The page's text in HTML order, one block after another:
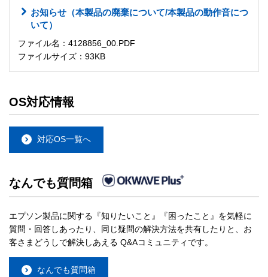
お知らせ（本製品の廃棄について/本製品の動作音につ
いて）
ファイル名：4128856_00.PDF
ファイルサイズ：93KB
OS対応情報
対応OS一覧へ
なんでも質問箱
エプソン製品に関する『知りたいこと』『困ったこと』を気軽に
質問・回答しあったり、同じ疑問の解決方法を共有したりと、お
客さまどうしで解決しあえる Q&Aコミュニティです。
なんでも質問箱